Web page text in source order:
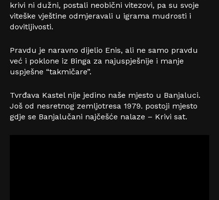
krivi ni dužni, postali neobični vitezovi, pa su svoje
viteške vještine odmjeravali u igrama mudrosti i
dovitljivosti.
Pravdu je naravno dijelio Enis, ali ne samo pravdu
već i poklone iz Binga za najuspješnije i manje
uspješne “takmičare”.
Tvrđava Kastel nije jedino naše mjesto u Banjaluci.
Još od nesretnog zemljotresa 1979. postoji mjesto
gdje se Banjalučani najčešće nalaze – Krivi sat.